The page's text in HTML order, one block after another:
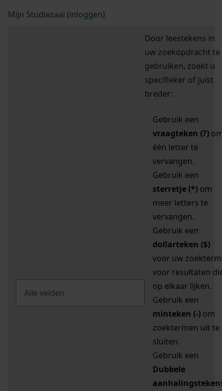
Mijn Studiezaal (inloggen)
Door leestekens in
uw zoekopdracht te
gebruiken, zoekt u
specifieker of juist
breder:
Gebruik een
vraagteken (?)
één letter te
vervangen.
Gebruik een
sterretje (*) om
meer letters te
vervangen.
Gebruik een
dollarteken ($)
voor uw zoekterm
voor resultaten
op elkaar lijken.
Gebruik een
minteken (-) om
zoektermen uit te
sluiten.
Gebruik een
Dubbele